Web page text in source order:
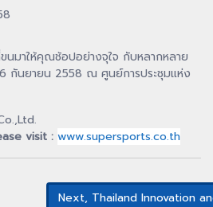
นมาให้คุณช้อปอย่างจุใจ กับหลากหลาย
กันยายน 2558 ณ ศูนย์การประชุมแห่ง
visit : www.supersports.co.th
Next, Thailand Innovation